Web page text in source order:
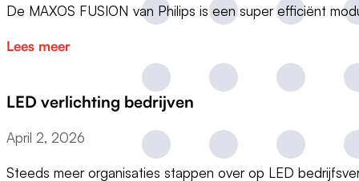
De MAXOS FUSION van Philips is een super efficiënt
Lees meer
LED verlichting bedrijven
April 2, 2026
Steeds meer organisaties stappen over op LED